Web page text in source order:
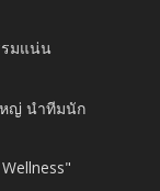
มแน่น
หญ่ นำทีมนัก